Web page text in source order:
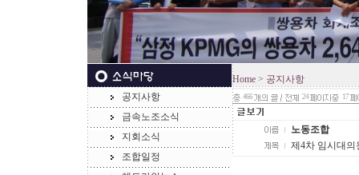
공지사항
금속노조소식
지회소식
조합일정
Home > 공지사항
466 24 17
노동조합
제4차 임시대의